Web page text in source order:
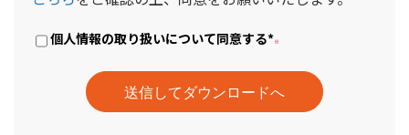
個人情報の取り扱いについて同意する*